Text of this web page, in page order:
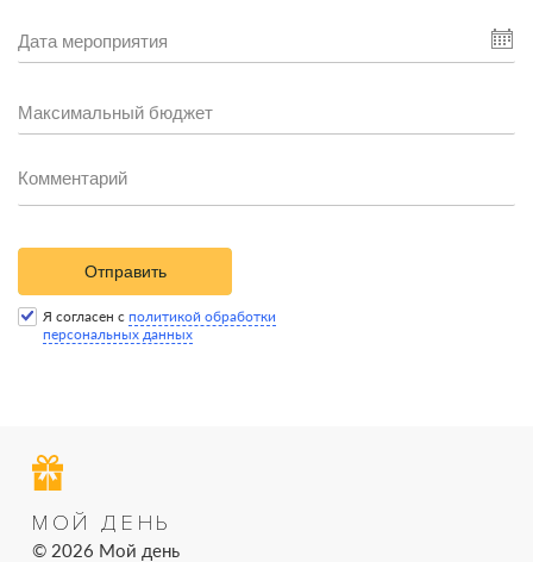
Отправить
Я согласен с политикой обработки
персональных данных
МОЙ ДЕНЬ
© 2026 Мой день